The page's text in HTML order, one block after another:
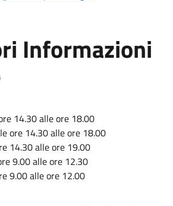
Informazioni
14.30 alle ore 18.00
ore 14.30 alle ore 18.00
14.30 alle ore 19.00
9.00 alle ore 12.30
9.00 alle ore 12.00